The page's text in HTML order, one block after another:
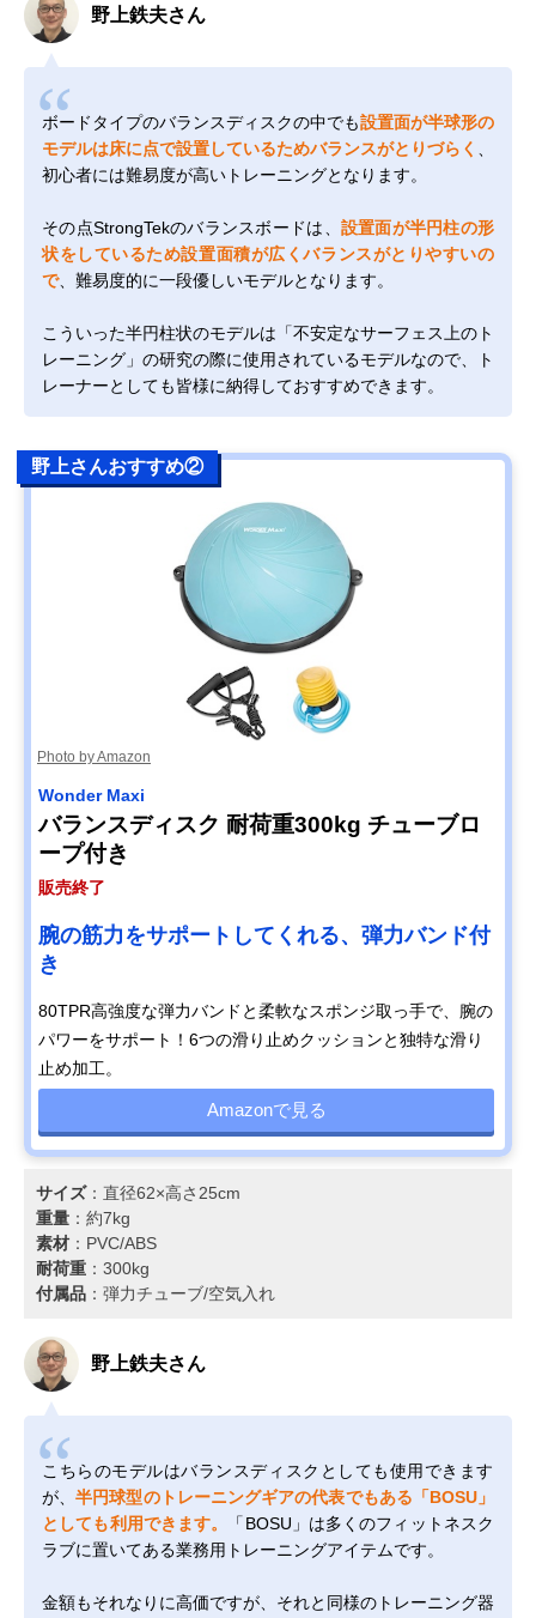
野上鉄夫さん
ボードタイプのバランスディスクの中でも設置面が半球形の
モデルは床に点で設置しているためバランスがとりづらく 、
初心者には難易度が高いトレーニングとなります。
その点StrongTekのバランスボードは、 設置面が半円柱の形
状をしているため設置面積が広くバランスがとりやすいの
で、難易度的に一段優しいモデルとなります。
こういった半円柱状のモデルは「不安定なサーフェス上のト
レーニング」の研究の際に使用されているモデルなので、ト
レーナーとしても皆様に納得しておすすめできます。
野上さんおすすめ②
Photo by Amazon
Wonder Maxi
バランスディスク 耐荷重300kg チューブロ
ープ付き
販売終了
腕の筋力をサポートしてくれる、弾力バンド付
き
80TPR高強度な弾力バンドと柔軟なスポンジ取っ手で、腕の
パワーをサポート！6つの滑り止めクッションと独特な滑り
止め加工。
Amazonで見る
サイズ：直径62×高さ25cm
重量 ：約7kg
素材 ：PVC/ABS
耐荷重 ：300kg
付属品 ：弾力チューブ/空気入れ
野上鉄夫さん
こちらのモデルはバランスディスクとしても使用できます
が、半円球型のトレーニングギアの代表でもある「BOSU」
としても利用できます。
「BOSU」は多くのフィットネスク
ラブに置いてある業務用トレーニングアイテムです。
金額もそれなりに高価ですが、それと同様のトレーニング器